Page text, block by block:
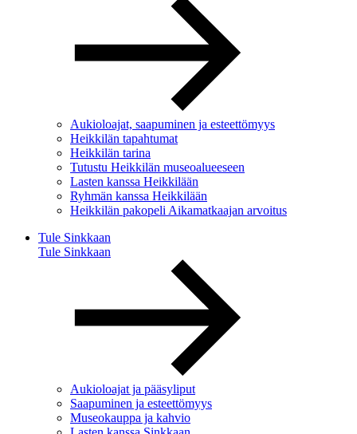
Aukioloajat, saapuminen ja esteettömyys
Heikkilän tapahtumat
Heikkilän tarina
Tutustu Heikkilän museoalueeseen
Lasten kanssa Heikkilään
Ryhmän kanssa Heikkilään
Heikkilän pakopeli Aikamatkaajan arvoitus
Tule Sinkkaan
Tule Sinkkaan
Aukioloajat ja pääsyliput
Saapuminen ja esteettömyys
Museokauppa ja kahvio